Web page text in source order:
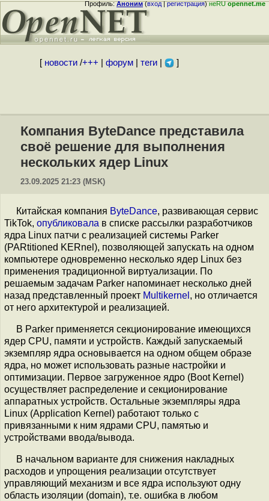
Профиль:Аноним(вход|регистрация)неRUopennet.me
[ новости/+++ форум| теги| ]
Компания ByteDance представила
своё решение для выполнения
нескольких ядер Linux
23.09.2025 21:23 (MSK)
Китайская компания ByteDance, развивающая сервис
TikTok, опубликовала в списке рассылки разработчиков
ядра Linux патчи с реализацией системы Parker
(PARtitioned KERnel), позволяющей запускать на одном
компьютере одновременно несколько ядер Linux без
применения традиционной виртуализации. По
решаемым задачам Parker напоминает несколько дней
назад представленный проект Multikernel , но отличается
от него архитектурой и реализацией.
В Parker применяется секционирование имеющихся
ядер CPU, памяти и устройств. Каждый запускаемый
экземпляр ядра основывается на одном общем образе
ядра, но может использовать разные настройки и
оптимизации. Первое загруженное ядро (Boot Kernel)
осуществляет распределение и секционирование
аппаратных устройств. Остальные экземпляры ядра
Linux (Application Kernel) работают только с
привязанными к ним ядрами CPU, памятью и
устройствами ввода/вывода.
В начальном варианте для снижения накладных
расходов и упрощения реализации отсутствует
управляющий механизм и все ядра используют одну
область изоляции (domain), т.е. ошибка в любом